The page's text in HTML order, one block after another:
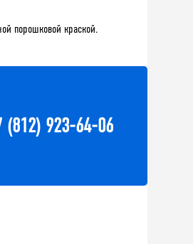
порошковой краской.
(812) 923-64-06